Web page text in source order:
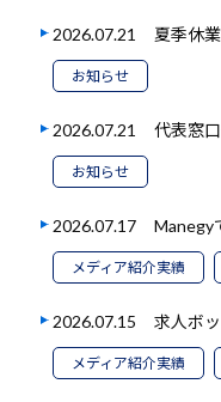
2026.07.21 夏季休
お知らせ
2026.07.21 代表窓
お知らせ
2026.07.17 Manegy
メディア紹介実績
2026.07.15 求人ボ
メディア紹介実績